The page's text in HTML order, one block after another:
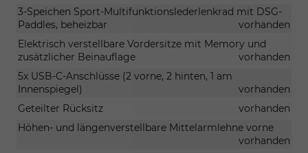
3-Speichen Sport-Multifunktionslederlenkrad mit DSG-
Paddles, beheizbar
vorhanden
Elektrisch verstellbare Vordersitze mit Memory und
zusätzlicher Beinauflage
vorhanden
5x USB-C-Anschlüsse (2 vorne, 2 hinten, 1 am
Innenspiegel)
vorhanden
Geteilter Rücksitz
vorhanden
Höhen- und längenverstellbare Mittelarmlehne vorne
vorhanden